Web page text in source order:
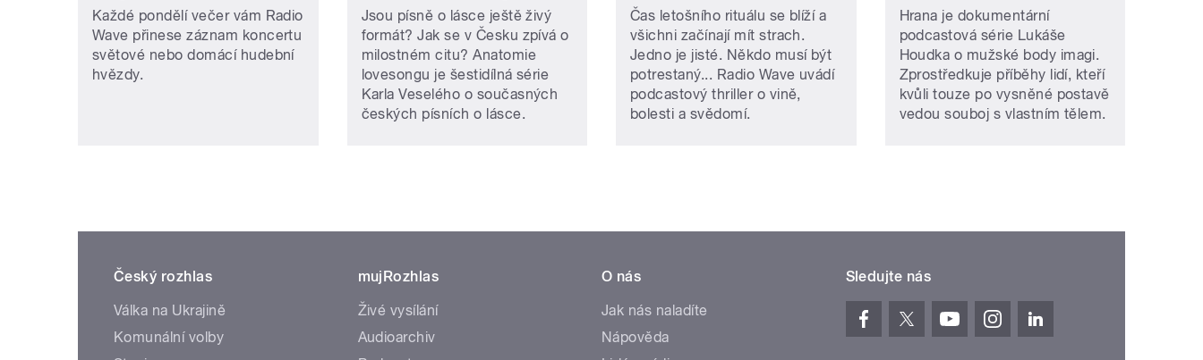
Každé pondělí večer vám Radio
Wave přinese záznam koncertu
světové nebo domácí hudební
hvězdy.
Jsou písně o lásce ještě živý
formát? Jak se v Česku zpívá o
milostném citu? Anatomie
lovesongu je šestidílná série
Karla Veselého o současných
českých písních o lásce.
Čas letošního rituálu se blíží a
všichni začínají mít strach.
Jedno je jisté. Někdo musí být
potrestaný... Radio Wave uvádí
podcastový thriller o vině,
bolesti a svědomí.
Hrana je dokumentární
podcastová série Lukáše
Houdka o mužské body imagi.
Zprostředkuje příběhy lidí, kteří
kvůli touze po vysněné postavě
vedou souboj s vlastním tělem.
Český rozhlas
Válka na Ukrajině
Komunální volby
mujRozhlas
Živé vysílání
Audioarchiv
O nás
Jak nás naladíte
Nápověda
Sledujte nás